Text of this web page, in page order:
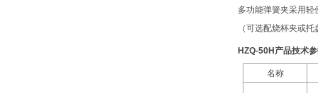
多功能弹簧夹采用
（可选配烧杯夹或托
HZQ-50H 产品技术
名称